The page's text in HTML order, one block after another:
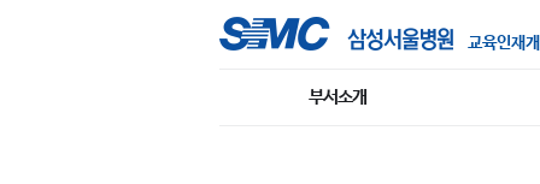
교육인재
부서소개